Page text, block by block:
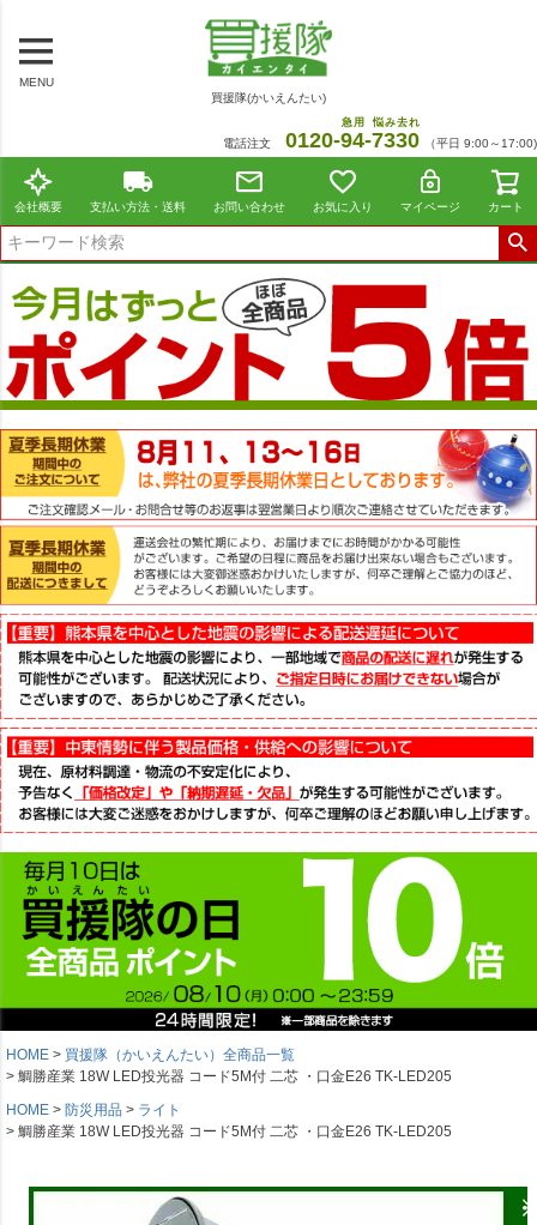
MENU
買援隊(かいえんたい)
電話注文 0120-94
急用
-7330
悩み去れ
（平日 9:00～17:00)
会社概要 支払い方法・送料 お問い合わせ お気に入り マイページ カート
HOME
買援隊（かいえんたい）全商品一覧
鯛勝産業 18W LED投光器 コード5M付 二芯 ・口金E26 TK-LED205
HOME
防災用品
ライト
鯛勝産業 18W LED投光器 コード5M付 二芯 ・口金E26 TK-LED205